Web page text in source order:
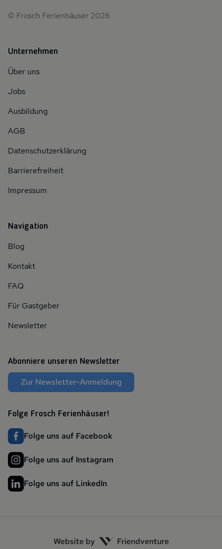
© Frosch Ferienhäuser 2026
Unternehmen
Über uns
Jobs
Ausbildung
AGB
Datenschutzerklärung
Barrierefreiheit
Impressum
Navigation
Blog
Kontakt
FAQ
Für Gastgeber
Newsletter
Abonniere unseren Newsletter
Zur Newsletter-Anmeldung
Folge Frosch Ferienhäuser!
Folge uns auf Facebook
Folge uns auf Instagram
Folge uns auf LinkedIn
Website by Friendventure